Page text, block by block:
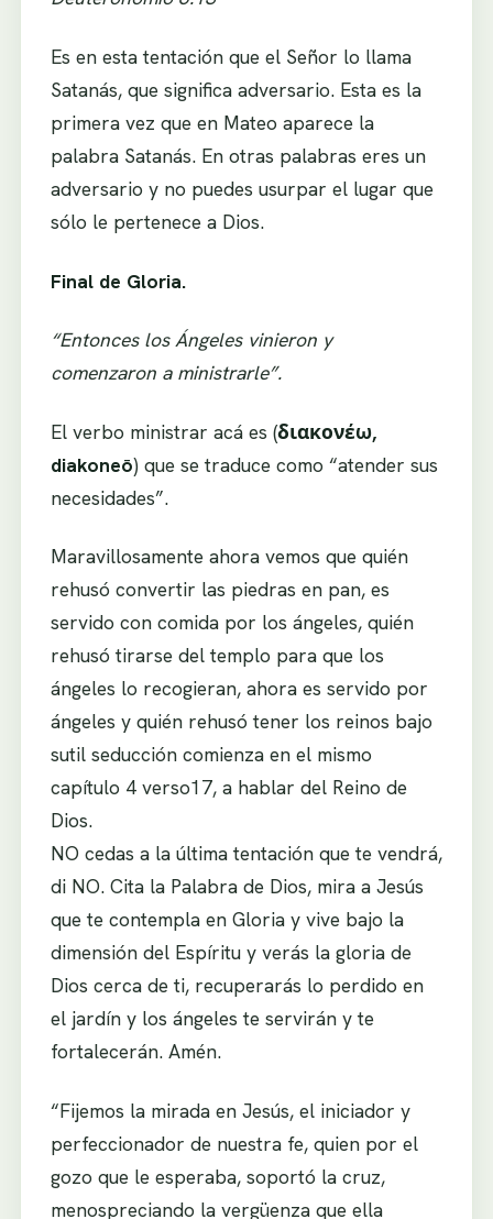
Es en esta tentación que el Señor lo llama
Satanás, que significa adversario. Esta es la
primera vez que en Mateo aparece la
palabra Satanás. En otras palabras eres un
adversario y no puedes usurpar el lugar que
sólo le pertenece a Dios.
Final de Gloria.
“Entonces los Ángeles vinieron y
comenzaron a ministrarle”.
El verbo ministrar acá es (διακονέω,
diakoneō) que se traduce como “atender sus
necesidades”.
Maravillosamente ahora vemos que quién
rehusó convertir las piedras en pan, es
servido con comida por los ángeles, quién
rehusó tirarse del templo para que los
ángeles lo recogieran, ahora es servido por
ángeles y quién rehusó tener los reinos bajo
sutil seducción comienza en el mismo
capítulo 4 verso17, a hablar del Reino de
Dios.
NO cedas a la última tentación que te vendrá,
di NO. Cita la Palabra de Dios, mira a Jesús
que te contempla en Gloria y vive bajo la
dimensión del Espíritu y verás la gloria de
Dios cerca de ti, recuperarás lo perdido en
el jardín y los ángeles te servirán y te
fortalecerán. Amén.
“Fijemos la mirada en Jesús, el iniciador y
perfeccionador de nuestra fe, quien por el
gozo que le esperaba, soportó la cruz,
menospreciando la vergüenza que ella